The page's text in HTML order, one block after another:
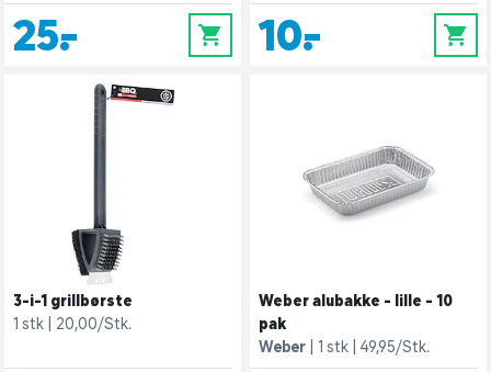
25,- 0 10,- 0
3-i-1 grillbørste
1 stk
20,00/Stk.
Weber alubakke - lille - 10
pak
Weber
1 stk 49,95/Stk.